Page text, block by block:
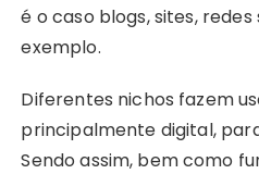
é o caso blogs, sites,
exemplo.
Diferentes nichos fazem
principalmente digital,
Sendo assim, bem como